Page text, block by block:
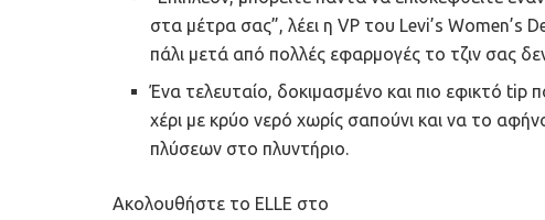
στα μέτρα σας”, λέει η VP του Levi’s Women’s
πάλι μετά από πολλές εφαρμογές το τζιν σας
Ένα τελευταίο, δοκιμασμένο και πιο εφικτό tip
χέρι με κρύο νερό χωρίς σαπούνι και να το
πλύσεων στο πλυντήριο.
Ακολουθήστε το ELLE στο